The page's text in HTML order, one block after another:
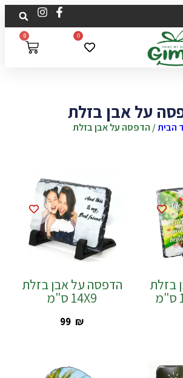
0
0
על אבן בזלת
הבית/ הדפסה על אבן בזלת
בזלת הדפסה על אבן בזלת
14X9 ס"מ
‎99 ₪